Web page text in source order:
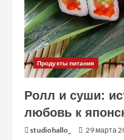
Продукты питания
Ролл и суши:
любовь к
studiohallo_ 29 марта